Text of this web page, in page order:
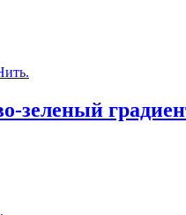
зеленый